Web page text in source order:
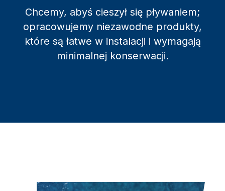
Chcemy, abyś cieszył się pływaniem;
opracowujemy niezawodne produkty,
które są łatwe w instalacji i wymagają
minimalnej konserwacji.